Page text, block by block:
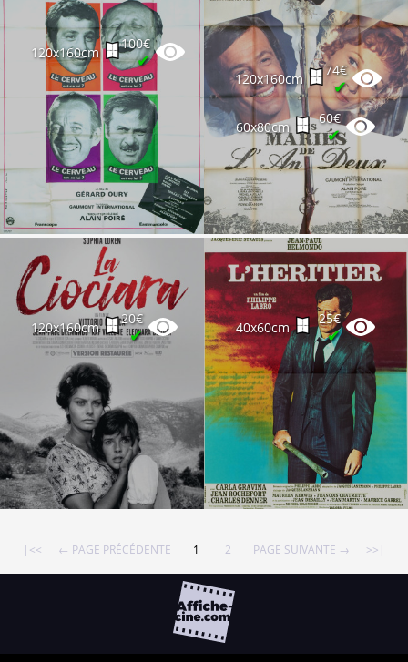
120x160cm
100€
✔
120x160cm
74€
✔
60x80cm
60€
✔
120x160cm
20€
✔ 40x60cm
25€
✔
|<< ← PAGE PRÉCÉDENTE 1 2 PAGE SUIVANTE → >>|